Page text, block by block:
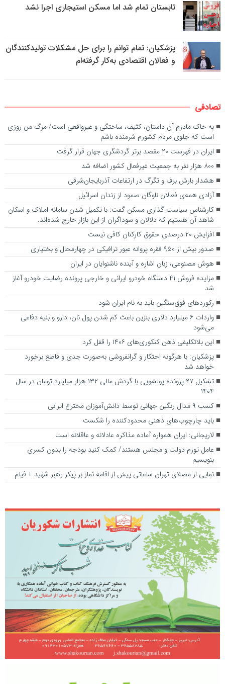
تابستان تمام شد اما مسکن استیجاری اجرا نشد
پزشکیان: تمام توانم را برای حل مشکلات تولیدکنندگان
و فعالان اقتصادی به‌کار گرفته‌ام
تصادفی
به خاک مادرم آن داستان، کثیف، ساختگی و غیرواقعی است/ مرگ من روزی‌
است که جلوی مردم کشورم شرمنده باشم
ایران در فهرست ۲۰ مقصد برتر گردشگری جهان قرار گرفت
۸۰۰ هزار نفر به جمعیت غیرفعال کشور اضافه شد
هشدار بارش برف و تگرگ در ارتفاعات آذربایجان‌شرقی
آزادی همه‌ی فعالان ناوگان صمود از زندان اسرائیل
کارشناس سیاست گذاری مسکن گفت: با تکمیل شدن سامانه املاک و اسکان
شاهد آن هستیم که دلالان و سوداگران از این بازار خارج شده‌اند.
افزایش ۲۰ درصدی حقوق کارکنان کافی نیست
صدور بیش از ۹۵۰ فقره پروانه عبور ترافیکی در چهارمحال و بختیاری
هوش مصنوعی، زبان اشاره و آینده ناشنوایان در ایران
مزایده فروش ۴۱ دستگاه خودرو ایرانی و خارجی پرونده رضایت خودرو آغاز
شد
رکوردهای فوق‌سنگین باید به نام ایران شود
واردات ۶ میلیارد دلاری بنزین باعث کم شدن پول نان، دارو و بنیه دفاعی
می‌شود
این بلاتکلیفی ذهن کنکوری‌های ۱۴۰۶ را قفل کرد
پزشکیان: با هرگونه احتکار و گرانفروشی به‌صورت جدی و قاطع برخورد
خواهد شد
تشکیل ۲۷ پرونده پولشویی با گردش مالی ۱۳۲ هزار میلیارد تومان در سال
۱۴۰۴
کسب ۹ مدال رنگین جهانی توسط دانش‌آموزان مخترع ایرانی
باید چارچوب‌های ذهنی محدودکننده را شکست
لاریجانی: ایران همواره آماده مذاکره عادلانه و عاقلانه است
عامل تورم دولت و مجلس هستند/ کمک کنید بودجه را بدون کسری
بنویسیم
نمایی از مصلای تهران ساعاتی پیش از اقامه نماز بر پیکر رهبر شهید + فیلم